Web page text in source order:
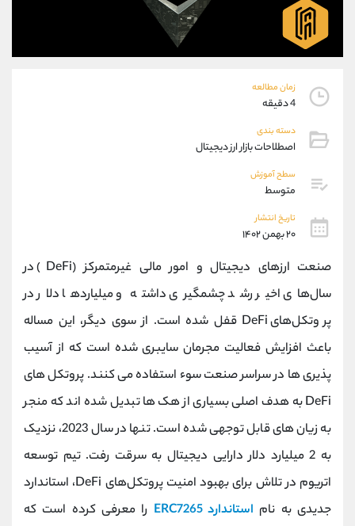
زمان مطالعه
4 دقیقه
دسته بندی
اصطلاحات بازار ارز دیجیتال
سطح آموزش
متوسط
تاریخ انتشار
۲۰ بهمن ۱۴۰۲
صنعت ارزهای دیجیتال و امور مالی غیرمتمرکز (DeFi) در
سال‌های اخیر رشد چشمگیری داشته و میلیاردها دلار در
پروتکل‌های DeFi قفل شده است. از سوی دیگر، این مساله
باعث افزایش فعالیت مجرمان سایبری شده است که از آسیب‌
پذیری‌ ها در سراسر صنعت سوء استفاده می‌ کنند. پروتکل های
DeFi به هدف اصلی بسیاری از هک ها تبدیل شده اند که منجر
به زیان های قابل توجهی شده است. تنها در سال 2023، نزدیک
به 2 میلیارد دلار دارایی دیجیتال به سرقت رفت. تیم توسعه
اتریوم در تلاش برای بهبود امنیت پروتکل‌های DeFi، استاندارد
جدیدی به نام استاندارد ERC7265
را معرفی کرده است که
واتساپ
تلگرام
پشتیبان فروش
موبایل
واتساپ
داخلی
اطلاعات تماس (دفتر فروش)
تلفن 021-22021030
بدون پیش شماره 90001030
اینستاگرام @alireza.mehrabii
کانال تلگرام @alirezamehrabi_com